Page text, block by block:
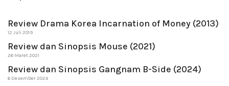
Review Drama Korea Incarnation of Money (2013)
12 Juli 2019
Review dan Sinopsis Mouse (2021)
26 Maret 2021
Review dan Sinopsis Gangnam B-Side (2024)
6 Desember 2024